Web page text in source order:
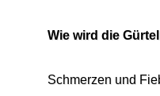
Wie wird die
Schmerzen und